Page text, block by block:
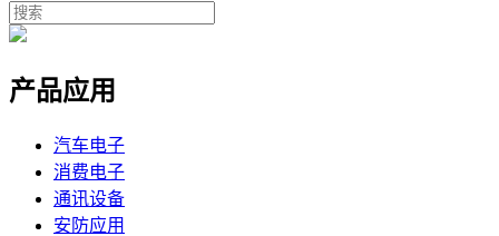
产品应用
汽车电子
消费电子
通讯设备
安防应用